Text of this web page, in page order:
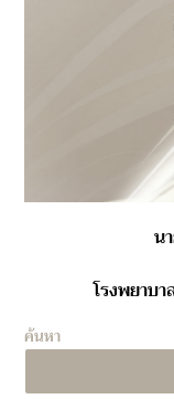
น
โรงพยาบ
ค้นหา